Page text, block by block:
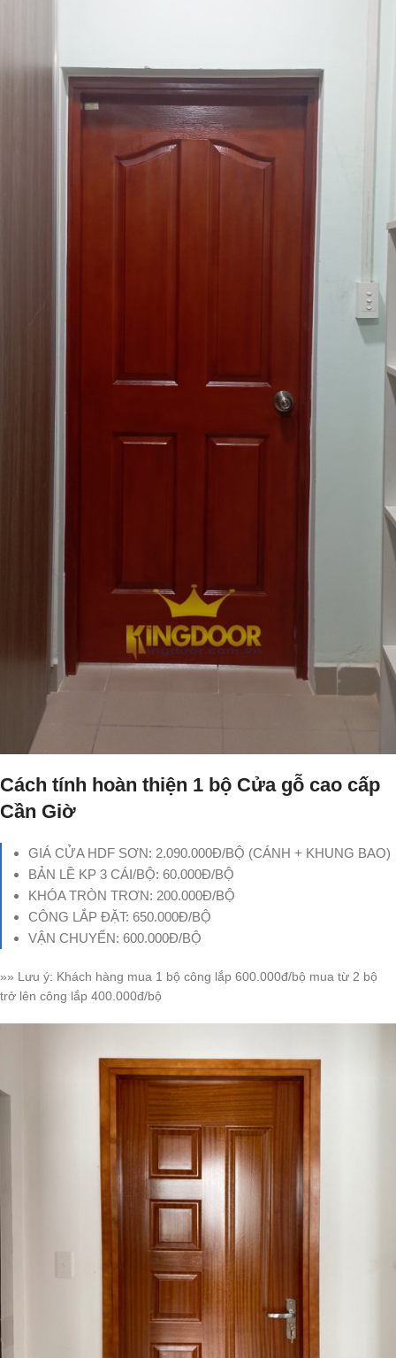
Cách tính hoàn thiện 1 bộ Cửa gỗ cao cấp
Cần Giờ
GIÁ CỬA HDF SƠN: 2.090.000Đ/BỘ (CÁNH + KHUNG BAO)
BẢN LỀ KP 3 CÁI/BỘ: 60.000Đ/BỘ
KHÓA TRÒN TRƠN: 200.000Đ/BỘ
CÔNG LẮP ĐẶT: 650.000Đ/BỘ
VẬN CHUYỂN: 600.000Đ/BỘ
»» Lưu ý: Khách hàng mua 1 bộ công lắp 600.000đ/bộ mua từ 2 bộ
trở lên công lắp 400.000đ/bộ